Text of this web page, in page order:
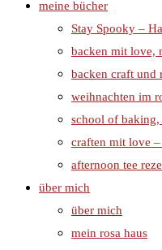
meine bücher
Stay Spooky –
backen mit love,
backen craft und
weihnachten im
school of
craften mit love
afternoon tee
über mich
über mich
mein rosa haus